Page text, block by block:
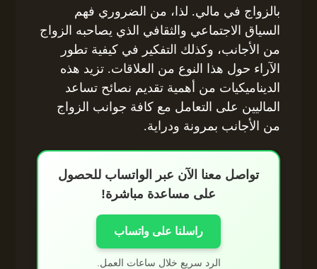
بالزواج في مالي. لذا، من الضروري فهم
السياق الاجتماعي والثقافي الذي يصاحبه الزواج
من الأجانب، وكذلك التفكير في كيفية تطور
الآراء حول هذا النوع من العلاقات. تزيد هذه
الديناميكيات من أهمية تقديم نصائح تساعد
الماليين على التعامل مع كافة جوانب الزواج
من الأجانب بمرونة ودراية.
تواصل معنا الآن عبر الواتساب للحصول
على مساعدة مباشرة!
راسلنا على واتساب
الرد سريع خلال ساعات العمل.